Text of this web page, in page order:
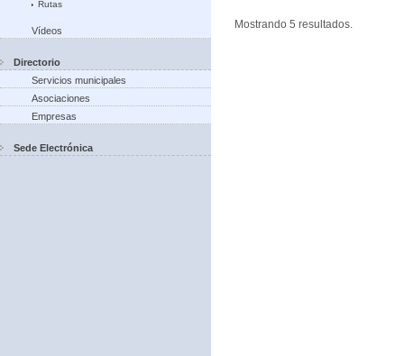
Rutas
Vídeos
Directorio
Servicios municipales
Asociaciones
Empresas
Sede Electrónica
Mostrando 5 resultados.